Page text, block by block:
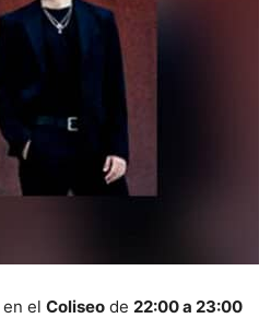
en el Coliseo de 22:00 a 23:00